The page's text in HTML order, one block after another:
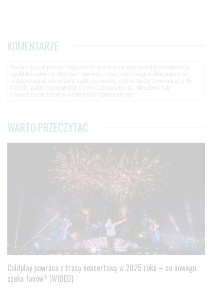
KOMENTARZE
WARTO PRZECZYTAĆ
Coldplay powraca z trasą koncertową w 2025 roku – co nowego
czeka fanów? [WIDEO]